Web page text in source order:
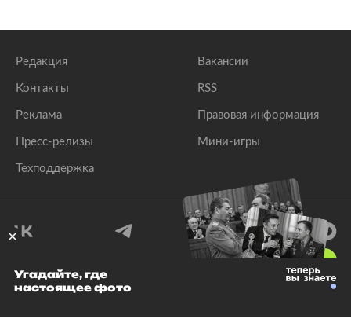
Редакция
Контакты
Реклама
Пресс-релизы
Техподдержка
Вакансии
RSS
Правовая информация
Мини-игры
© 1999–2026 Все права защищены.
Угадайте, где
настоящее фото